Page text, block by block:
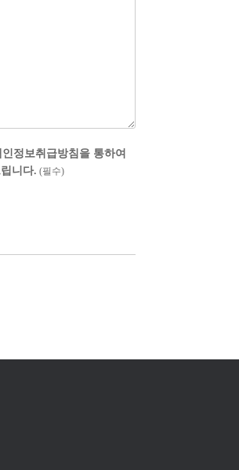
정보취급방침을 통하여
니다. (필수)